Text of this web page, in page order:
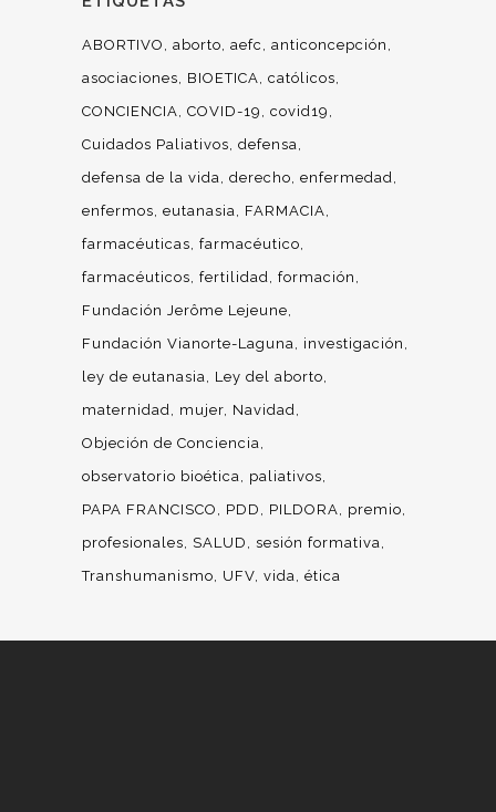
ABORTIVO aborto aefc
anticoncepción
asociaciones
BIOETICA católicos
CONCIENCIA COVID-19
covid19
Cuidados Paliativos defensa
defensa de la vida derecho enfermedad
enfermos eutanasia
FARMACIA
farmacéuticas farmacéutico
farmacéuticos fertilidad formación
Fundación Jerôme Lejeune
Fundación Vianorte-Laguna
investigación
ley de eutanasia
Ley del aborto
maternidad
mujer Navidad
Objeción de Conciencia
observatorio bioética
paliativos
PAPA FRANCISCO
PDD PILDORA
premio
profesionales
SALUD
sesión formativa
Transhumanismo
UFV vida ética